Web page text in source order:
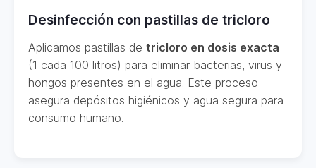
Desinfección con pastillas de tricloro
Aplicamos pastillas de tricloro en dosis exacta
(1 cada 100 litros) para eliminar bacterias, virus y
hongos presentes en el agua. Este proceso
asegura depósitos higiénicos y agua segura para
consumo humano.